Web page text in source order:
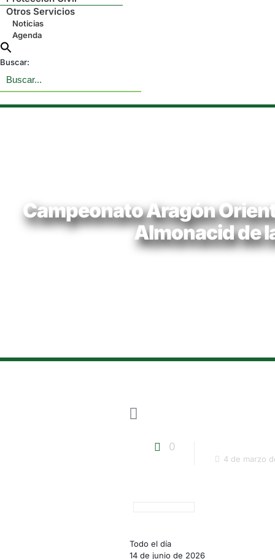
Otros Servicios
Noticias
Agenda
Buscar:
Campeonato Aragón
Almonacid de
0
4 de marzo
Campeonato
Aragón
Todo el día
14 de junio de 2026